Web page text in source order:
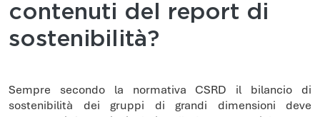
contenuti del report di
sostenibilità?
Sempre secondo la normativa CSRD il bilancio di
sostenibilità dei gruppi di grandi dimensioni deve